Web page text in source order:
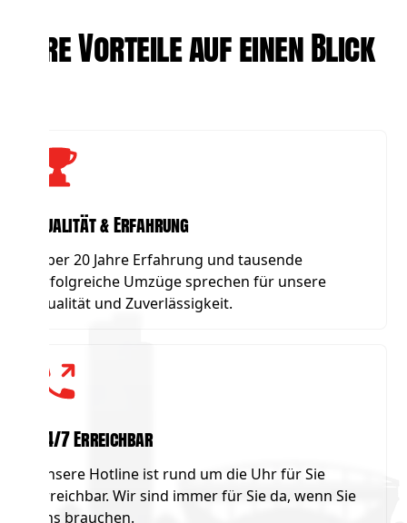
Ihre Vorteile auf einen Blick
Qualität & Erfahrung
Über 20 Jahre Erfahrung und tausende
erfolgreiche Umzüge sprechen für unsere
Qualität und Zuverlässigkeit.
24/7 Erreichbar
Unsere Hotline ist rund um die Uhr für Sie
erreichbar. Wir sind immer für Sie da, wenn Sie
uns brauchen.